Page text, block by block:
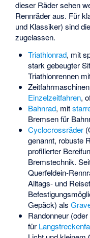
dieser Räder sehen
Rennräder aus. Für
und Klassiker) sind
zugelassen.
Triathlonrad, mit
stark gebeugter
Triathlonrennen
Einzelzeitfahren,
Bahnrad, mit
Bremsen für
Cyclocrossräder
genannt, robuste
profilierter
Bremstechnik.
Querfeldein-
Alltags- und
Gepäck) als
Randonneur
für